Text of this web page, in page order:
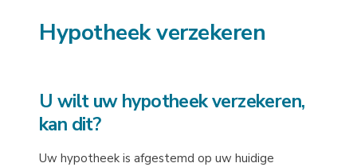
Hypotheek verzekeren
U wilt uw hypotheek verzekeren,
kan dit?
Uw hypotheek is afgestemd op uw huidige